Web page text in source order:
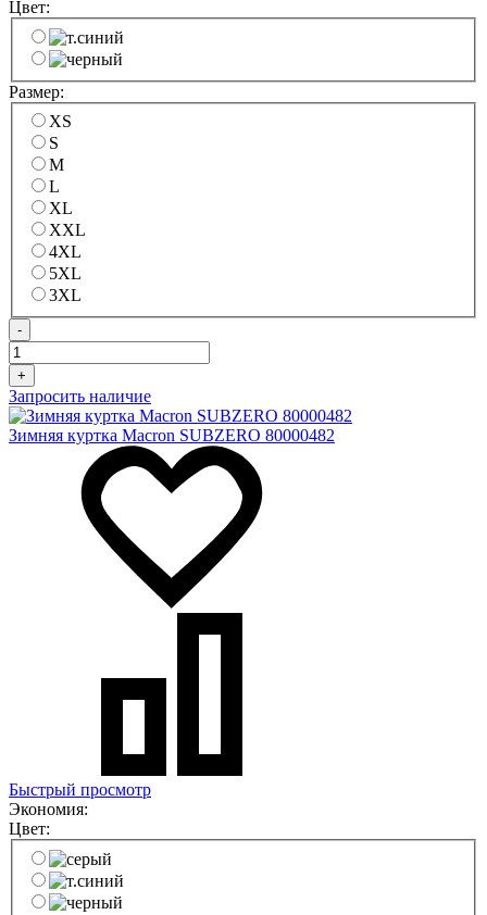
Цвет:
Размер:
XS
S
M
L
XL
XXL
4XL
5XL
3XL
-
+
Запросить наличие
Зимняя куртка Macron SUBZERO 80000482
Быстрый просмотр
Экономия:
Цвет: